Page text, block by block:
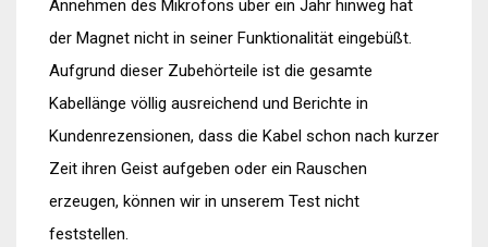
Annehmen des Mikrofons über ein Jahr hinweg hat
der Magnet nicht in seiner Funktionalität eingebüßt.
Aufgrund dieser Zubehörteile ist die gesamte
Kabellänge völlig ausreichend und Berichte in
Kundenrezensionen, dass die Kabel schon nach kurzer
Zeit ihren Geist aufgeben oder ein Rauschen
erzeugen, können wir in unserem Test nicht
feststellen.